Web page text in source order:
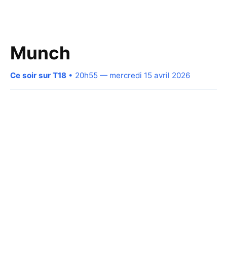
Munch
Ce soir sur T18 • 20h55 — mercredi 15 avril 2026